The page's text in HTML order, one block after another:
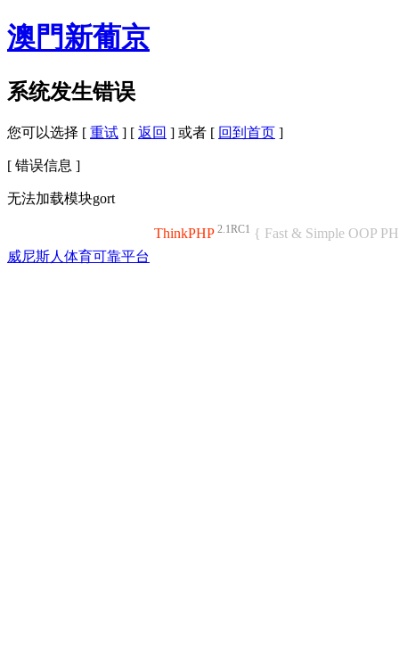
澳門新葡京
系统发生错误
您可以选择 [ 重试 ] [ 返回 ] 或者 [ 回到首页 ]
[ 错误信息 ]
无法加载模块gort
ThinkPHP 2.1RC1 { Fast & Simple OOP
威尼斯人体育可靠平台